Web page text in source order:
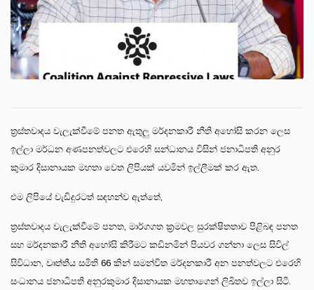
ත්‍රස්තවාදය වැලැක්වීමේ පනත ඇතුලු මර්දනකාරී නීති අහෝසි කරන ලෙස
ඉල්ලා මර්ධන අණපනත්වලට එරෙහි සන්ධානය විසින් ජනාධිපති අනුර
කුමාර දිසානායක මහතා වෙත ලිපියක් යවමින් ඉල්ලීමක් කර ඇත.
එම ලිපියේ වැඩිදුරටත් සඳහන්ව ඇත්තේ,
ත්‍රස්තවාදය වැලැක්වීමේ පනත, මාර්ගගත ක්‍රමවල සුරක්ෂිතතාව පිළිබඳ පනත
සහ මර්දනකාරී නීති අහෝසි කිරීමට කඩිනමින් පියවර ගන්නා ලෙස සිවිල්
සිවිධාන, වෘත්තීය සමිති 66 කින් සමන්විත මර්දනකාරී අන පනත්වලට එරෙහි
සංධානය ජනාධිපති අනුරකුමාර දිසානායක මහතාගෙන් ලිඛිතව ඉල්ලා සිටී.